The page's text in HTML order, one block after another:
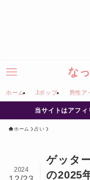
な
ホーム Jポップ 男性ア
当サイトはアフ
ホーム 占い
ゲッタ
の2025
2024